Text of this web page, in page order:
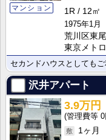
マンション
1R
12㎡
1975年1月
荒川区東
東京メト
セカンドハウスとしても
沢井アパート
3.9万円
0
1ヶ月